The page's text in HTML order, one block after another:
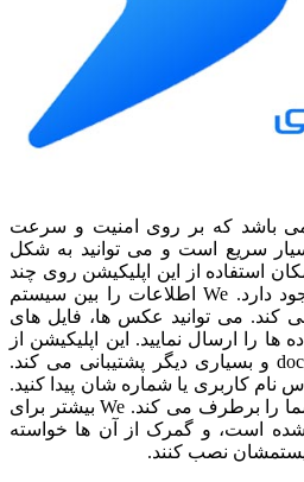
باشد که بر روی امنیت و سرعت
سریع است و می توانید به شکل
استفاده از این اپلیکیشن روی چند
سیستم به شکل همزمان وجود دارد. We اطلاعات را بین سیستم
می توانید عکس ها، فایل های
ها را ارسال نمایید. این اپلیکیشن از
فرمت هایی مثل doc, zip, mp3 و بسیاری دیگر پشتیبانی می کند.
نام کاربری یا شماره شان پیدا کنید.
این اپلیکیشن تمام نیازهای شما را برطرف می کند. We بیشتر برای
شده است، و گمرک از آن ها خواسته
نصب کنند.